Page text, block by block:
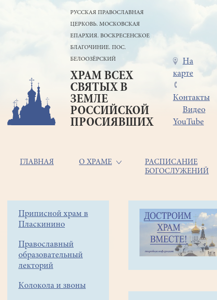
РУССКАЯ ПРАВОСЛАВНАЯ
ЦЕРКОВЬ. МОСКОВСКАЯ
ЕПАРХИЯ. ВОСКРЕСЕНСКОЕ
БЛАГОЧИНИЕ. ПОС.
БЕЛООЗЁРСКИЙ
ХРАМ ВСЕХ
СВЯТЫХ В
ЗЕМЛЕ
РОССИЙСКОЙ
ПРОСИЯВШИХ
Меню
в
шапке
На
карте
Контакты
Видео
YouTube
Основная
ГЛАВНАЯ О ХРАМЕ
РАСПИСАНИЕ
БОГОСЛУЖЕНИЙ
Боковое
меню
Приписной храм в
Пласкинино
Православный
образовательный
лекторий
Колокола и звоны
Строка
навигации
Объявления
11-